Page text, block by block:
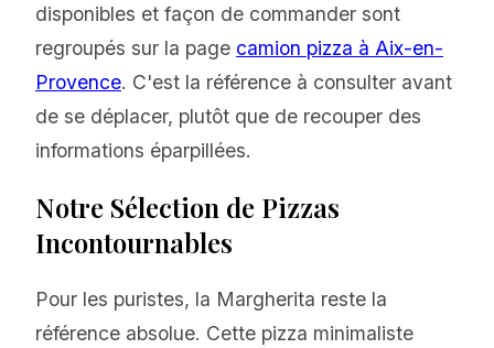
disponibles et façon de commander sont
regroupés sur la page camion pizza à Aix-en-
Provence. C'est la référence à consulter avant
de se déplacer, plutôt que de recouper des
informations éparpillées.
Notre Sélection de Pizzas
Incontournables
Pour les puristes, la Margherita reste la
référence absolue. Cette pizza minimaliste